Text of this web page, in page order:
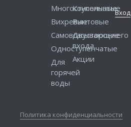
Вход
Многоступенчатые
Вихревые
Самовсасывающие
Одноступенчатые
Для
горячей
воды
Консольные
Винтовые
Двустороннего
входа
Акции
Политика конфиденциальности